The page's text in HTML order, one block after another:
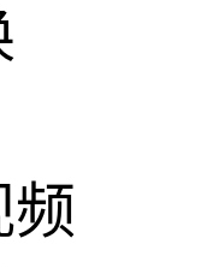
频